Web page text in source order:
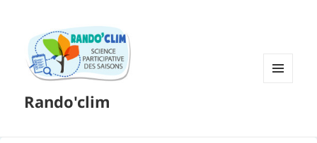
Rando'clim